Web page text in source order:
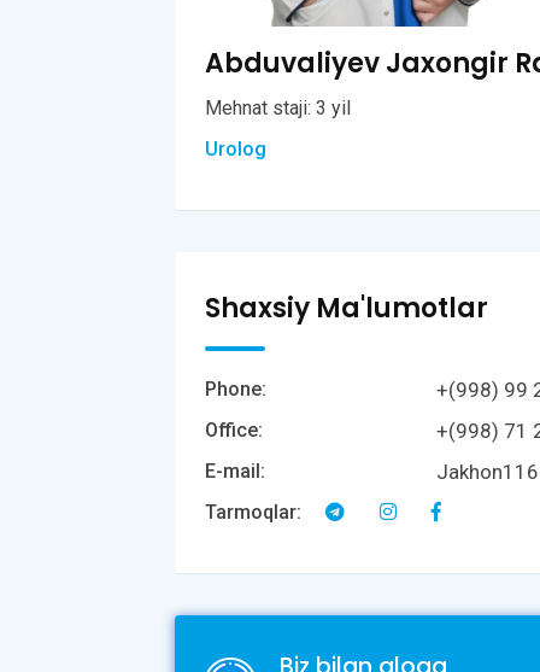
Abduvaliyev Jaxongir
Mehnat staji: 3 yil
Urolog
Shaxsiy Ma'lumotlar
Phone: +(998) 99
Office: +(998) 71
E-mail:
Tarmoqlar: